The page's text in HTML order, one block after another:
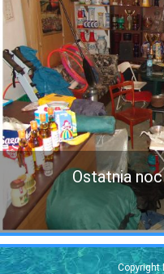
Ostatnia
Copyright